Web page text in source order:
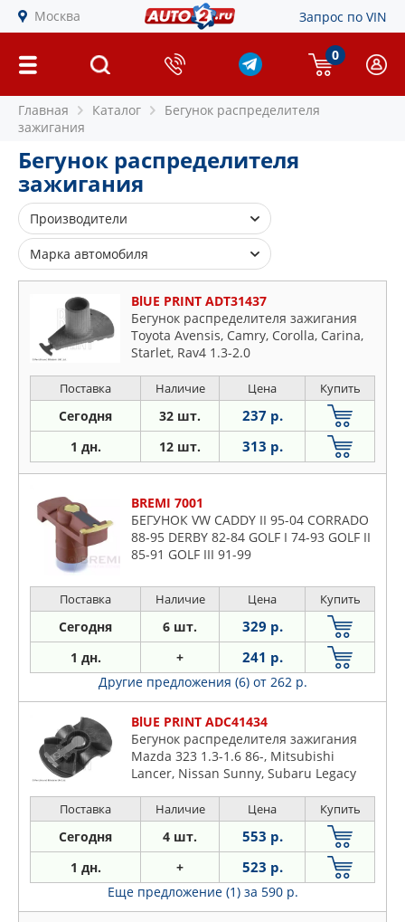
Москва Запрос по VIN
0
Главная Каталог
Бегунок распределителя
зажигания
Бегунок распределителя
зажигания
Производители
BERU
BLUE PRINT
BOSCH
BREMI
EPS
FACET
FORD
HYUNDAI-KIA
ISUZU
JP GROUP
LONGHO
MERCEDES
MITSUBISHI
NISSAN
PATRON
SAT
TOYOTA
Марка автомобиля
Alfa Romeo
BMW
Chevrolet
Citroen
Daewoo
Daihatsu
Fiat
Honda
Hyundai
Infiniti
Land Rover
Lexus
Mazda
Mercedes
Mitsubishi
Nissan
Opel
Peugeot
Porsche
BlUE PRINT ADT31437
Бегунок распределителя зажигания
Toyota Avensis, Camry, Corolla, Carina,
Starlet, Rav4 1.3-2.0
Поставка Наличие Цена Купить
Сегодня 32 шт. 237 р.
1 дн. 12 шт. 313 р.
BREMI 7001
БЕГУНОК VW CADDY II 95-04 CORRADO
88-95 DERBY 82-84 GOLF I 74-93 GOLF II
85-91 GOLF III 91-99
Поставка Наличие Цена Купить
Сегодня 6 шт. 329 р.
1 дн. + 241 р.
Другие предложения (6) от 262 р.
BlUE PRINT ADC41434
Бегунок распределителя зажигания
Mazda 323 1.3-1.6 86-, Mitsubishi
Lancer, Nissan Sunny, Subaru Legacy
Поставка Наличие Цена Купить
Сегодня 4 шт. 553 р.
1 дн. + 523 р.
Еще предложение (1) за 590 р.